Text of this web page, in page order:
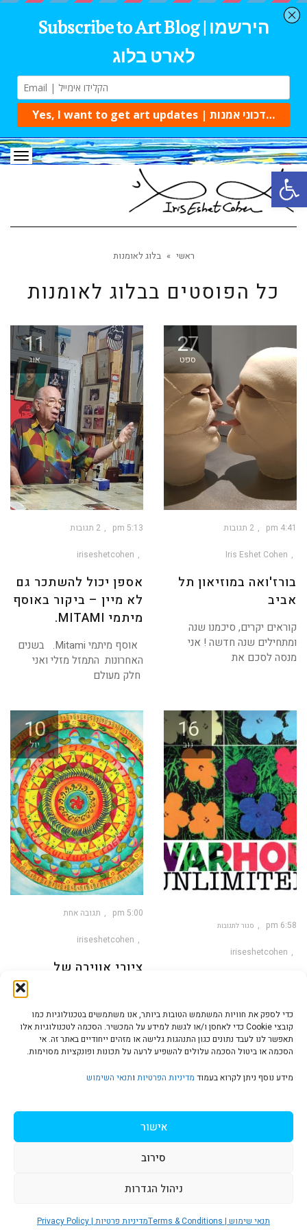
פתח סרגל נגישות
כדי לספק את חוויות המשתמש הטובות ביותר, אנו משתמשים בטכנולוגיות כמו
קובצי Cookie כדי לאחסן ו/או לגשת למידע על המכשיר. הסכמה לטכנולוגיות אלו
תאפשר לנו לעבד נתונים כגון התנהגות גלישה או מזהים ייחודיים באתר זה. אי
הסכמה או ביטול הסכמה עלולים להשפיע לרעה על תכונות ופונקציות מסוימות.
מידע נוסף ניתן לקרוא בעמוד מדיניות הפרטיות ותנאי השימוש
אישור
סירוב
ניהול הגדרות
תנאי שימוש | Terms & Conditions מדיניות פרטיות | Privacy Policy
ראשי » בלוג לאומנות
כל הפוסטים בבלוג לאומנות
27
ספט
4:41 pm 2 תגובות
Iris Eshet Cohen
בורז'ואה במוזיאון תל
אביב
קוראים יקרים, סיכמנו שנה
ומתחילים שנה חדשה ! אני
מנסה לסכם את
11
אוג
5:13 pm 2 תגובות
iriseshetcohen
אספן יכול להשתכר גם
לא מיין – ביקור באוסף
מיתמי MITAMI.
אוסף מיתמי Mitami. בשנים
האחרונות התמזל מזלי ואני
חלק מעולם
16
נוב
6:58 pm סגור לתגובות
iriseshetcohen
פריזאים תמיד האמינו באמנות –
אמנות כדרך חיים, חופש ביטוי
לכל נושא
10
יול
5:00 pm תגובה אחת
iriseshetcohen
ציורי אווירה של
ציורי מנדלה על בד קנווס
וקרמיקה בשנים האחרונות ציורי
מנדלה נראים יותר
הצהרת נגישות | Accessibility
© כל הזכויות שמורות לאיריס עשת כהן-גלריה לאמנות גלילה